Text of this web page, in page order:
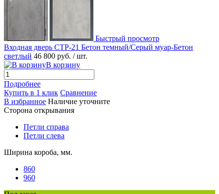
Быстрый просмотр
Входная дверь СТР-21 Бетон темный/Серый муар-Бетон
светлый 46 800 руб. / шт.
В корзину
Подробнее
Купить в 1 клик Сравнение
В избранное Наличие уточните
Сторона открывания
Петли справа
Петли слева
Ширина короба, мм.
860
960